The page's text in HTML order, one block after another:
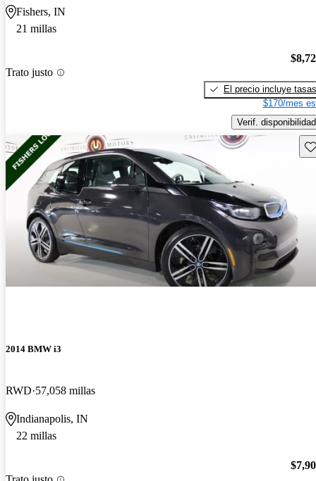
Fishers, IN
21 millas
Trato justo
El precio incluye tasas
$170/mes
Verif. disponibilidad
2014 BMW i3
RWD 57,058 millas
Indianapolis, IN
22 millas